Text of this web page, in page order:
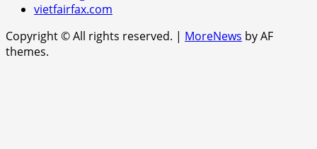
vietfairfax.com
Copyright © All rights reserved. | MoreNews by AF
themes.